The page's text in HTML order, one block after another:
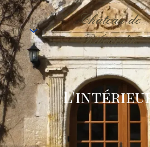
FR
Château de
Ribourdin